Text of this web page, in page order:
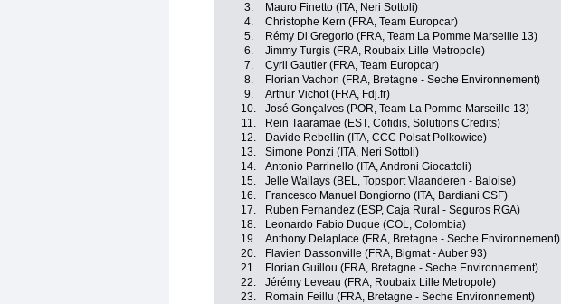
3.
Mauro Finetto (ITA, Neri Sottoli)
4.
Christophe Kern (FRA, Team Europcar)
5.
Rémy Di Gregorio (FRA, Team La Pomme Marseille 13)
6.
Jimmy Turgis (FRA, Roubaix Lille Metropole)
7.
Cyril Gautier (FRA, Team Europcar)
8.
Florian Vachon (FRA, Bretagne - Seche Environnement)
9.
Arthur Vichot (FRA, Fdj.fr)
10.
José Gonçalves (POR, Team La Pomme Marseille 13)
11.
Rein Taaramae (EST, Cofidis, Solutions Credits)
12.
Davide Rebellin (ITA, CCC Polsat Polkowice)
13.
Simone Ponzi (ITA, Neri Sottoli)
14.
Antonio Parrinello (ITA, Androni Giocattoli)
15.
Jelle Wallays (BEL, Topsport Vlaanderen - Baloise)
16.
Francesco Manuel Bongiorno (ITA, Bardiani CSF)
17.
Ruben Fernandez (ESP, Caja Rural - Seguros RGA)
18.
Leonardo Fabio Duque (COL, Colombia)
19.
Anthony Delaplace (FRA, Bretagne - Seche Environnement)
20.
Flavien Dassonville (FRA, Bigmat - Auber 93)
21.
Florian Guillou (FRA, Bretagne - Seche Environnement)
22.
Jérémy Leveau (FRA, Roubaix Lille Metropole)
23.
Romain Feillu (FRA, Bretagne - Seche Environnement)